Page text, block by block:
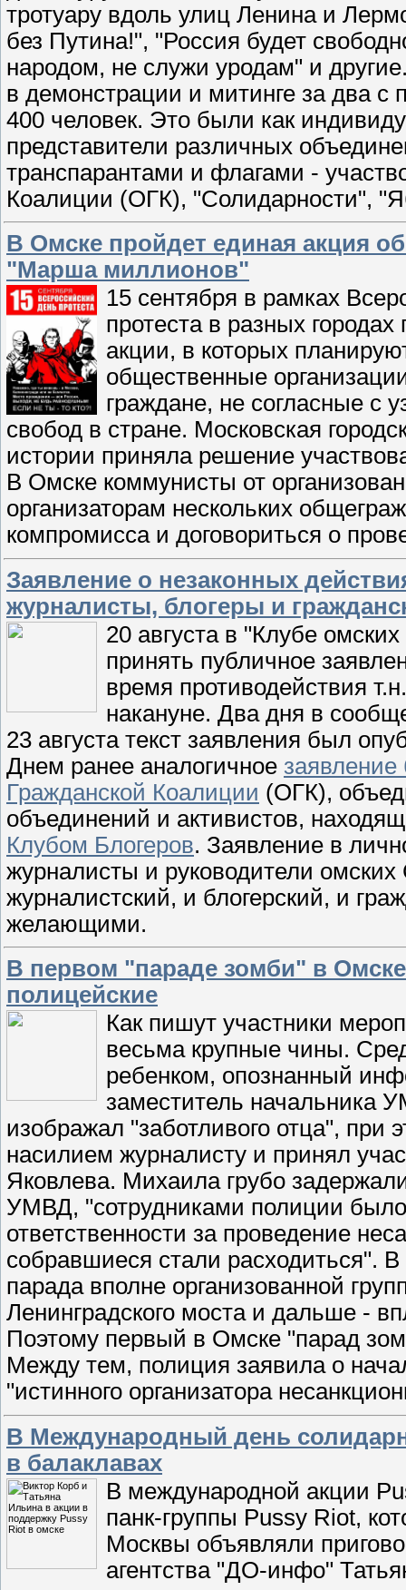
тротуару вдоль улиц Ленина и
без Путина!", "Россия будет
народом, не служи уродам" и
в демонстрации и митинге за два с
400 человек. Это были как
представители различных
транспарантами и флагами -
Коалиции (ОГК), "Солидарности",
В Омске пройдет единая акция
"Марша миллионов"
15 сентября в рамках
протеста в разных
акции, в которых
общественные
граждане, не согласные с
свобод в стране. Московская
истории приняла решение
В Омске коммунисты от
организаторам нескольких
компромисса и договориться о
Заявление о незаконных
журналисты, блогеры и
20 августа в "Клубе
принять публичное
время противодействия
накануне. Два дня в
23 августа текст заявления был
Днем ранее аналогичное
Гражданской Коалиции (ОГК),
объединений и активистов,
Клубом Блогеров. Заявление в
журналисты и руководители
журналистский, и блогерский, и
желающими.
В первом "параде зомби" в
полицейские
Как пишут участники
весьма крупные чины.
ребенком, опознанный
заместитель начальника
изображал "заботливого отца", при
насилием журналисту и принял
Яковлева. Михаила грубо
УМВД, "сотрудниками полиции
ответственности за проведение
собравшиеся стали расходиться". В
парада вполне организованной
Ленинградского моста и дальше -
Поэтому первый в Омске "парад
Между тем, полиция заявила о
"истинного организатора
В Международный день
в балаклавах
В международной акции
панк-группы Pussy Riot,
Москвы объявляли
агентства "ДО-инфо"